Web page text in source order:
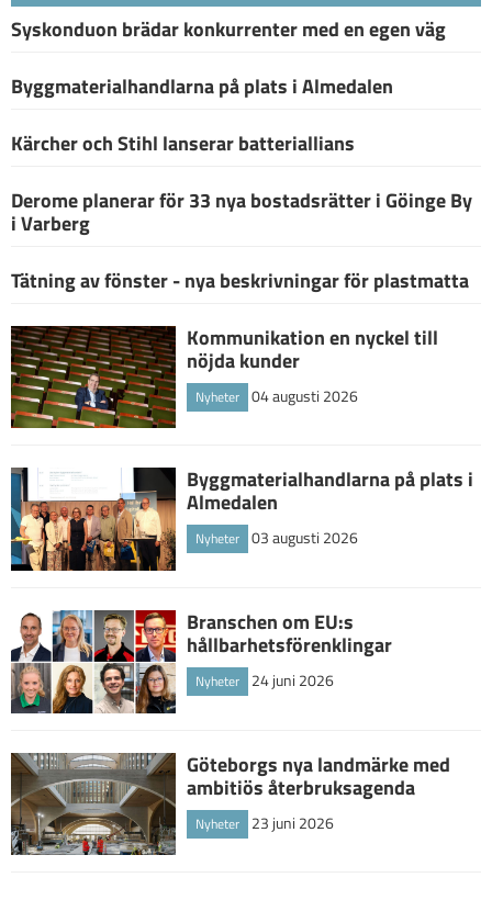
Syskonduon brädar konkurrenter med en egen väg
Byggmaterialhandlarna på plats i Almedalen
Kärcher och Stihl lanserar batteriallians
Derome planerar för 33 nya bostadsrätter i Göinge By
i Varberg
Tätning av fönster - nya beskrivningar för plastmatta
Kommunikation en nyckel till
nöjda kunder
Nyheter 04 augusti 2026
Byggmaterialhandlarna på plats i
Almedalen
Nyheter 03 augusti 2026
Branschen om EU:s
hållbarhetsförenklingar
Nyheter 24 juni 2026
Göteborgs nya landmärke med
ambitiös återbruksagenda
Nyheter 23 juni 2026